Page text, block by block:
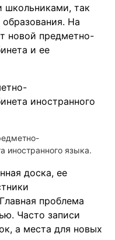
так
На
новой предметно-
и ее
иностранного языка.
доска, ее
проблема
Часто записи
а места для новых